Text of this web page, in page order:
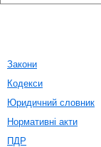
Закони
Кодекси
Юридичний словник
Нормативні акти
ПДР